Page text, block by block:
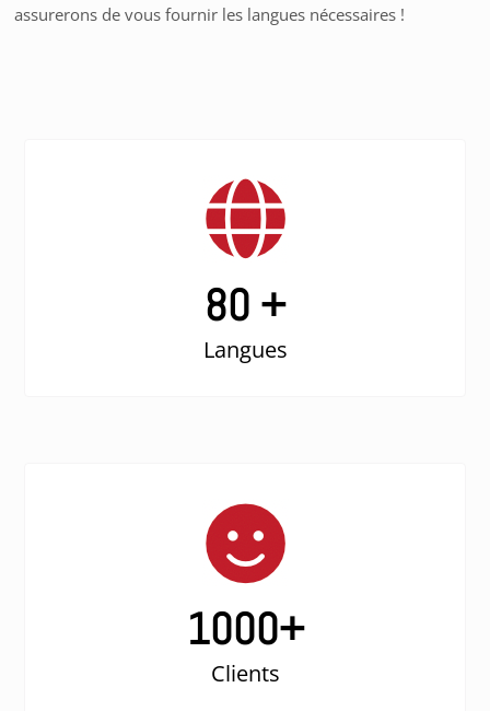
assurerons de vous fournir les langues nécessaires !
80 +
Langues
1000+
Clients